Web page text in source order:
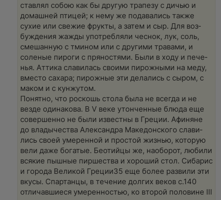
став­лял собою как бы дру­гую тра­пе­зу с дичью и
домаш­ней пти­цей; к нему же пода­ва­лись так­же
сухие или све­жие фрук­ты, а затем и сыр. Для воз­
буж­де­ния жаж­ды употреб­ля­ли чес­нок, лук, соль,
сме­шан­ную с тми­ном или с дру­ги­ми тра­ва­ми, и
соле­ные пиро­ги с пря­но­стя­ми. Были в ходу и пече­
нья. Атти­ка сла­ви­лась сво­и­ми пирож­ны­ми на меду,
вме­сто саха­ра; пирож­ные эти дела­лись с сыром, с
маком и с кун­жу­том.
Понят­но, что рос­кошь сто­ла была не все­гда и не
везде оди­на­ко­ва. В V веке утон­чен­ные блюда еще
совер­шен­но не были извест­ны в Гре­ции. Афи­няне
до вла­ды­че­ства Алек­сандра Македон­ско­го сла­ви­
лись сво­ей уме­рен­ной и про­стой жиз­нью, кото­рую
вели даже бога­тые. Бео­тий­цы же, наобо­рот, люби­ли
вся­кие пыш­ные пир­ше­ства и хоро­ший стол. Сиба­рис
и горо­да Вели­кой Гре­ции35 еще более раз­ви­ли эти
вку­сы. Спар­тан­цы, в тече­ние дол­гих веков с.140
отли­чав­ши­е­ся уме­рен­но­стью, ко вто­рой поло­вине III